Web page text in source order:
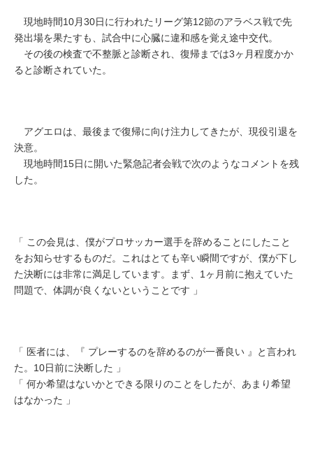
現地時間10月30日に行われたリーグ第12節のアラベス戦で先
発出場を果たすも、試合中に心臓に違和感を覚え途中交代。
その後の検査で不整脈と診断され、復帰までは3ヶ月程度かか
ると診断されていた。
アグエロは、最後まで復帰に向け注力してきたが、現役引退を
決意。
現地時間15日に開いた緊急記者会戦で次のようなコメントを残
した。
「 この会見は、僕がプロサッカー選手を辞めることにしたこと
をお知らせするものだ。これはとても辛い瞬間ですが、僕が下し
た決断には非常に満足しています。まず、1ヶ月前に抱えていた
問題で、体調が良くないということです 」
「 医者には、『 プレーするのを辞めるのが一番良い 』と言われ
た。10日前に決断した 」
「 何か希望はないかとできる限りのことをしたが、あまり希望
はなかった 」